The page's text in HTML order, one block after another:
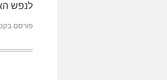
לנפש
פורסם